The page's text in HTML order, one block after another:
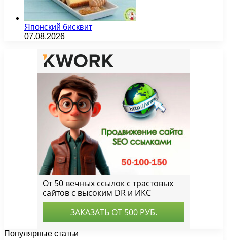
Японский бисквит
07.08.2026
Популярные статьи